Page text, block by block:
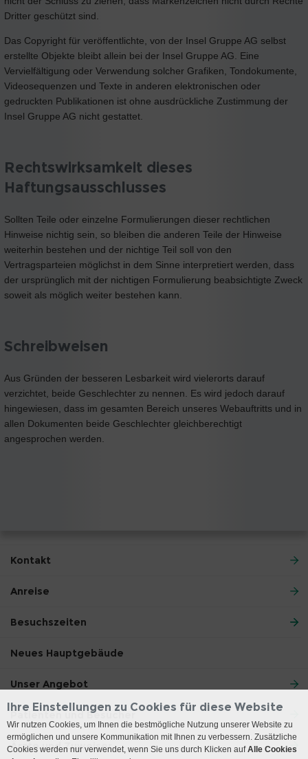
Dritter geschützt sind.
Das Copyright für veröffentlichte, von der Insel Gruppe AG selbst
erstellte Objekte bleibt allein bei der Insel Gruppe AG. Eine
Vervielfältigung oder Verwendung solcher Grafiken, Tondokumente,
Videosequenzen und Texte in anderen elektronischen oder
gedruckten Publikationen ist ohne ausdrückliche Zustimmung der
Insel Gruppe AG nicht gestattet.
Rechtswirksamkeit dieses
Haftungsausschlusses
Sollten Teile oder einzelne Formulierungen dieser rechtlichen
Hinweise nichtig sein, so bleiben die anderen Teile der Hinweise
weiterhin bestehen und der nichtige Teil soll von den
Vertragsparteien möglichst in dem Sinne interpretiert werden, dass
der ursprünglich mit der nichtigen Formulierung beabsichtigte Zweck
soweit als möglich weiter bestehen kann.
Schreibweisen
Aus Gründen der besseren Lesbarkeit wird vielerorts darauf
verzichtet, beide Geschlechter zu nennen. Es wird jedoch darauf
hingewiesen, dass im gesamten Bereich unseres Webauftritts und in
allen Dokumenten beide Geschlechter gleichberechtigt
angesprochen werden.
Kontakt
Anreise
Besuchszeiten
Neues Hauptgebäude
Unser Angebot
Patienten und Besucher
Ärzte und Zuweiser
Ihre Einstellungen zu Cookies für diese Website
Wir nutzen Cookies, um Ihnen die bestmögliche Nutzung unserer Website zu
ermöglichen und unsere Kommunikation mit Ihnen zu verbessern. Zusätzliche
Cookies werden nur verwendet, wenn Sie uns durch Klicken aufAlle Cookies